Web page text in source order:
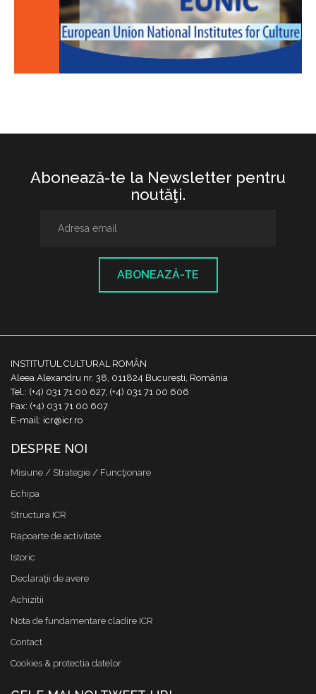
Abonează-te la Newsletter pentru
noutăţi.
ABONEAZĂ-TE
INSTITUTUL CULTURAL ROMÂN
Aleea Alexandru nr. 38, 011824 București, România
Tel.: (+4) 031 71 00 627, (+4) 031 71 00 606
Fax: (+4) 031 71 00 607
E-mail: icr@icr.ro
DESPRE NOI
Misiune / Strategie / Funcţionare
Echipa
Structura ICR
Rapoarte de activitate
Istoric
Declaraţii de avere
Achizitii
Nota de fundamentare cladire ICR
Contact
Cookies & protectia datelor